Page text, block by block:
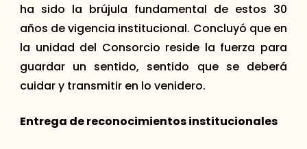
ha sido la brújula fundamental de estos 30
años de vigencia institucional. Concluyó que en
la unidad del Consorcio reside la fuerza para
guardar un sentido, sentido que se deberá
cuidar y transmitir en lo venidero.
Entrega de reconocimientos institucionales